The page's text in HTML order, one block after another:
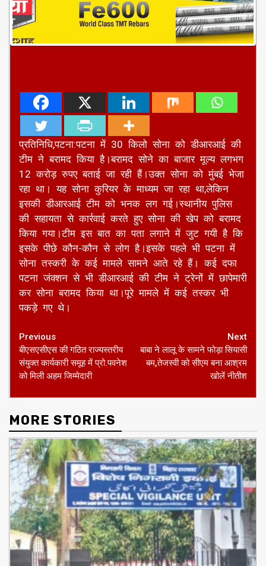
प्रतिनिधि,पटना:पटना में 30 किलो सोना को डीआरआई की
टीम ने बरामद किया है।बरामद सोने का बाजार मूल्य लगभग
12 करोड़ रुपए बताई जा रही हैं।उक्त सोना को मुंबई भेजा
रहा था। यह सोना कुरियर के माध्यम जा रहा था,लेकिन
इसकी डीआरआई टीम को भनक लग गई।स्थानीय पुलिस
की सहायता से कार्रवाई करते हुए सोना की खेप को बरामद
किया गया।टीम इस बात का पता लगाने में जुट गयी है कि
इसके पीछे कौन-कौन से लोग है।इसके पहले भी पटना में
सोना तस्करी के कई मामले सामने आते रहे हैं। कई दफा
पटना जंक्शन से भी डीआरआई की टीम ने ट्रेनों में छापेमारी
कर सोना बरामद किया था।पूरे मामले में कई तस्कर भी
पकड़े गए थे।
Continue
Reading
Previous
बीएसएसीएस की गठित राज्यस्तरीय
संयुक्त कार्यकारी समूह में प्रो.पवनेश
को मिली अहम जिम्मेदारी
Next
बाबा ने लालू के सामने फोड़ा सियासी
बम,तेजस्वी को सीएम बना आश्रम
खोलें नीतीश
MORE STORIES